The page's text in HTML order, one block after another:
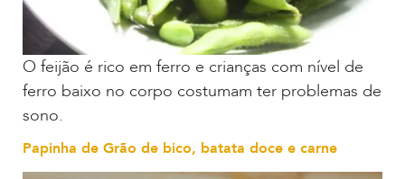
O feijão é rico em ferro e crianças com nível de
ferro baixo no corpo costumam ter problemas de
sono.
Papinha de Grão de bico, batata doce e carne